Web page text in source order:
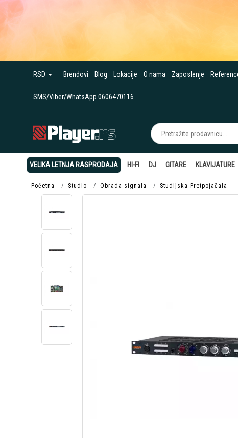
RSD Brendovi Blog Lokacije O nama Zaposlenje
SMS/Viber/WhatsApp 0606470116
VELIKA LETNJA RASPRODAJA HI-FI DJ GITARE KLAVIJATURE
Početna Studio Obrada signala Studijska Pretpojačala